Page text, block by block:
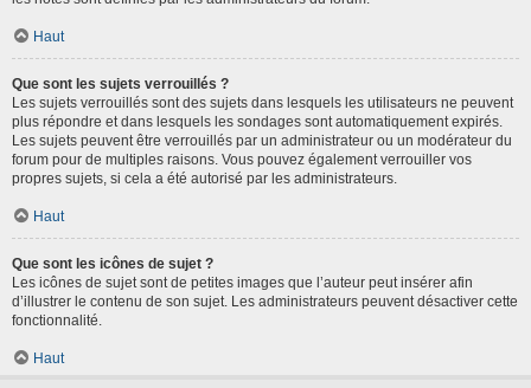
Haut
Que sont les sujets verrouillés ?
Les sujets verrouillés sont des sujets dans lesquels les utilisateurs ne peuvent
plus répondre et dans lesquels les sondages sont automatiquement expirés.
Les sujets peuvent être verrouillés par un administrateur ou un modérateur du
forum pour de multiples raisons. Vous pouvez également verrouiller vos
propres sujets, si cela a été autorisé par les administrateurs.
Haut
Que sont les icônes de sujet ?
Les icônes de sujet sont de petites images que l’auteur peut insérer afin
d’illustrer le contenu de son sujet. Les administrateurs peuvent désactiver cette
fonctionnalité.
Haut